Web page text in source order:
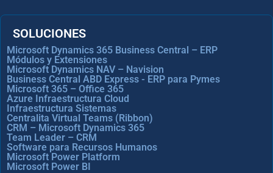
SOLUCIONES
Microsoft Dynamics 365 Business Central – ERP
Módulos y Extensiones
Microsoft Dynamics NAV – Navision
Business Central ABD Express - ERP para Pymes
Microsoft 365 – Office 365
Azure Infraestructura Cloud
Infraestructura Sistemas
Centralita Virtual Teams (Ribbon)
CRM – Microsoft Dynamics 365
Team Leader – CRM
Software para Recursos Humanos
Microsoft Power Platform
Microsoft Power BI